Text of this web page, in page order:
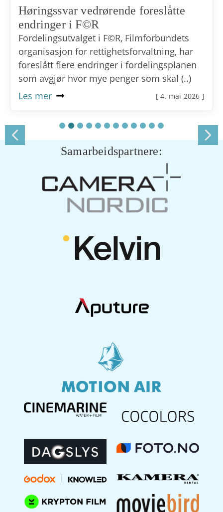
Høringssvar vedrørende foreslåtte
endringer i F©R
Fordelingsutvalget i F©R, Filmforbundets
organisasjon for rettighetsforvaltning, har
foreslått flere endringer i fordelingsplanen
som avgjør hvor mye penger som skal (..)
[ 4. mai 2026 ]
Les mer
Samarbeidspartnere: